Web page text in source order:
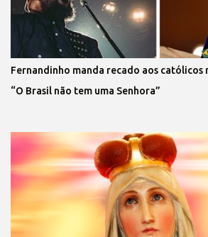
Fernandinho manda recado aos católicos
“O Brasil não tem uma Senhora”